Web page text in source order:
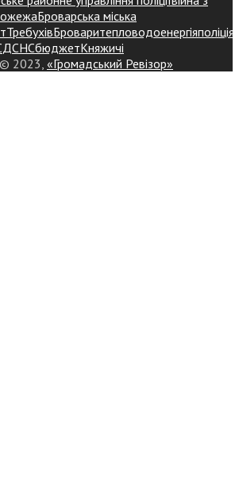
Броварська міська
ТребухівБроваритепловодоенергіяполіція
ДСНСбюджетКняжичі
2023, «Громадський Ревізор»